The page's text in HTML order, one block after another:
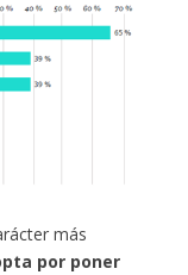
más
por poner